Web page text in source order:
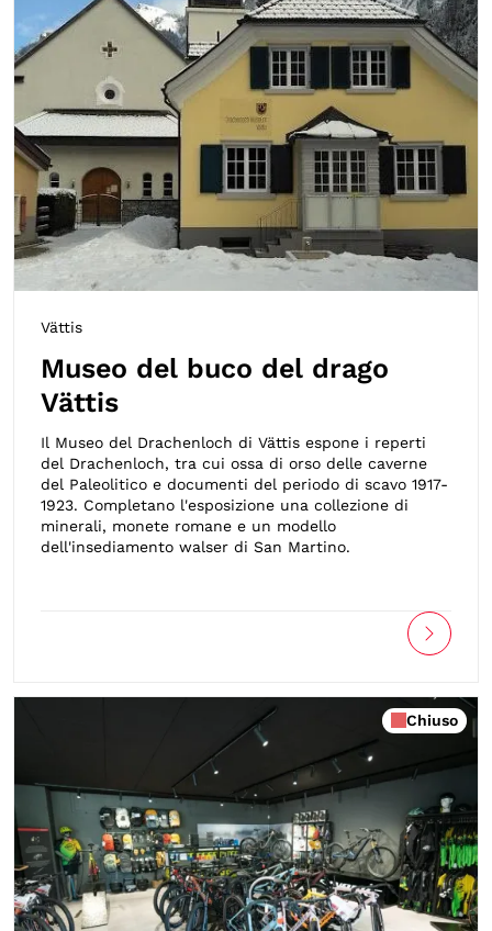
Vättis
Museo del buco del drago
Vättis
Il Museo del Drachenloch di Vättis espone i reperti
del Drachenloch, tra cui ossa di orso delle caverne
del Paleolitico e documenti del periodo di scavo 1917-
1923. Completano l'esposizione una collezione di
minerali, monete romane e un modello
dell'insediamento walser di San Martino.
Chiuso